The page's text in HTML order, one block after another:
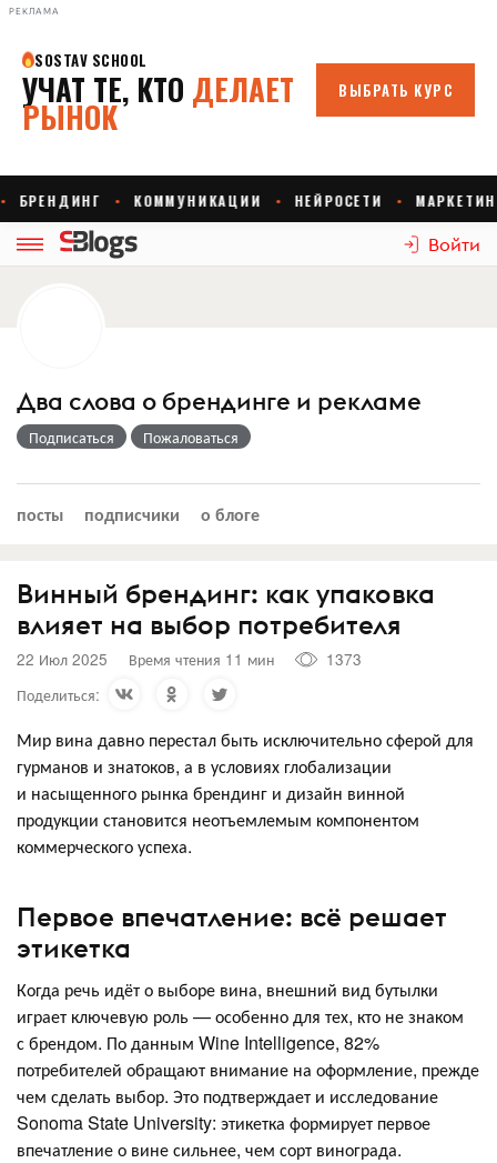
РЕКЛАМА
Войти
Два слова о брендинге и рекламе
Подписаться Пожаловаться
посты подписчики о блоге
Винный брендинг: как упаковка
влияет на выбор потребителя
22 Июл 2025 Время чтения 11 мин
1373
Поделиться:
Мир вина давно перестал быть исключительно сферой для
гурманов и знатоков, а в условиях глобализации
и насыщенного рынка брендинг и дизайн винной
продукции становится неотъемлемым компонентом
коммерческого успеха.
Первое впечатление: всё решает
этикетка
Когда речь идёт о выборе вина, внешний вид бутылки
играет ключевую роль — особенно для тех, кто не знаком
с брендом. По данным Wine Intelligence, 82%
потребителей обращают внимание на оформление, прежде
чем сделать выбор. Это подтверждает и исследование
Sonoma State University: этикетка формирует первое
впечатление о вине сильнее, чем сорт винограда.